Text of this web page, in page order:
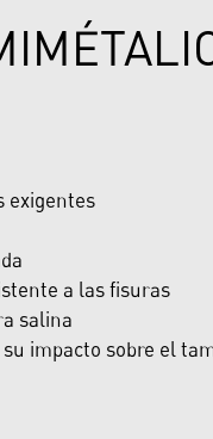
exigentes
a las fisuras
salina
impacto sobre el